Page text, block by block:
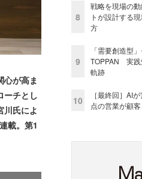
心が高ま
ーチとし
川氏によ
載。第1
8
戦略を現場の
トが設計する
方
9
「需要創造型
TOPPAN 実践
軌跡
10
［最終回］AI
点の営業が顧